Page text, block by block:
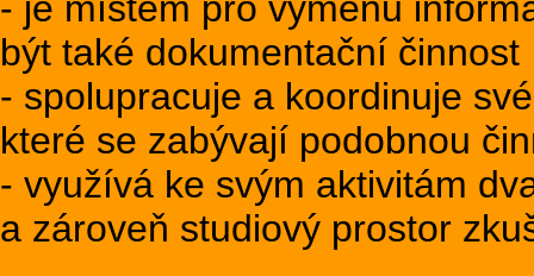
být také dokumentační činnost
- spolupracuje a koordinuje
které se zabývají podobnou
- využívá ke svým aktivitám
a zároveň studiový prostor